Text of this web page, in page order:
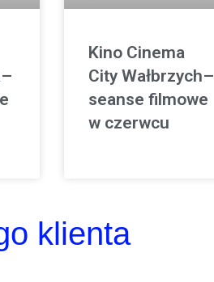
Kino Cinema
City Wałbrzych–
seanse filmowe
w czerwcu
klienta